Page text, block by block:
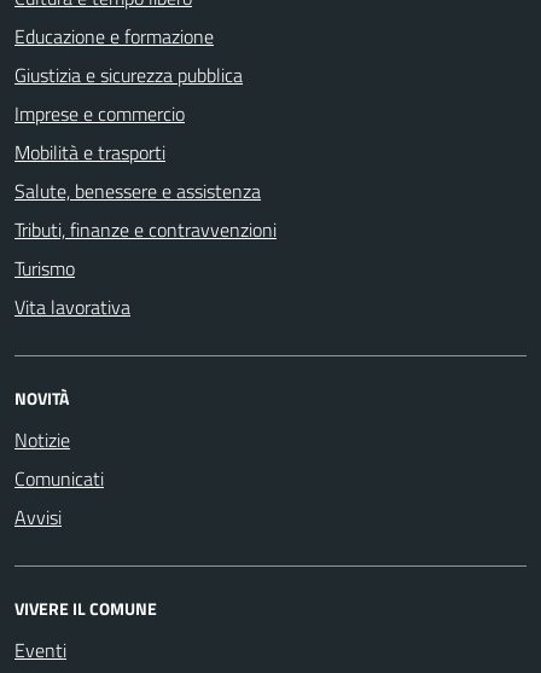
Educazione e formazione
Giustizia e sicurezza pubblica
Imprese e commercio
Mobilità e trasporti
Salute, benessere e assistenza
Tributi, finanze e contravvenzioni
Turismo
Vita lavorativa
NOVITÀ
Notizie
Comunicati
Avvisi
VIVERE IL COMUNE
Eventi